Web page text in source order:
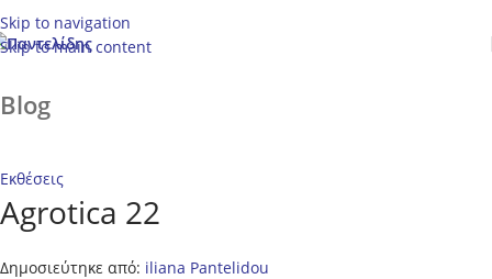
Skip to navigation
Skip to main content
Blog
Εκθέσεις
Agrotica 22
Δημοσιεύτηκε από: iliana Pantelidou